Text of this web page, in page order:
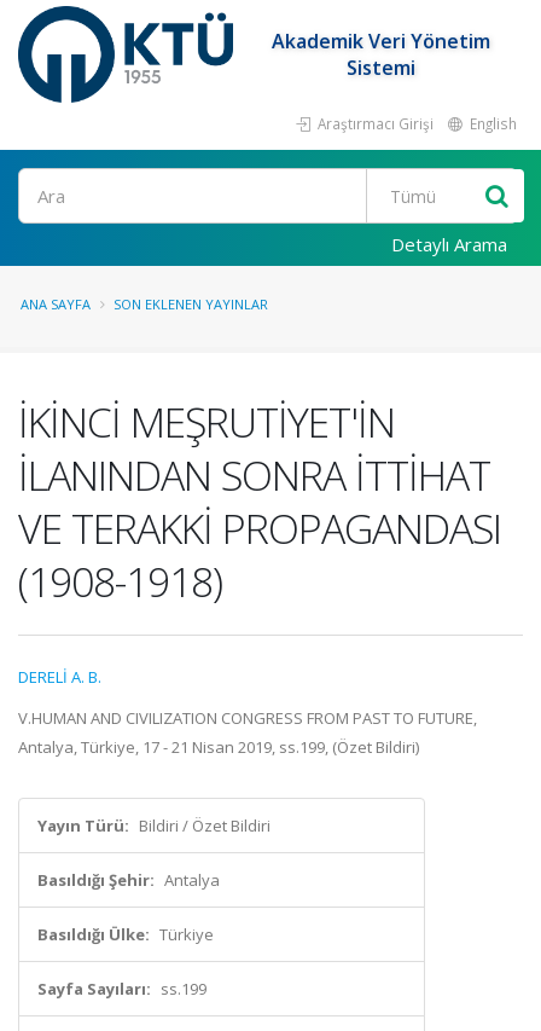
Akademik Veri Yönetim
Sistemi
Araştırmacı Girişi English
Ara
Detaylı Arama
ANA SAYFA SON EKLENEN YAYINLAR
İKİNCİ MEŞRUTİYET'İN
İLANINDAN SONRA İTTİHAT
VE TERAKKİ PROPAGANDASI
(1908-1918)
DERELİ A. B.
V.HUMAN AND CIVILIZATION CONGRESS FROM PAST TO FUTURE,
Antalya, Türkiye, 17 - 21 Nisan 2019, ss.199, (Özet Bildiri)
Yayın Türü: Bildiri / Özet Bildiri
Basıldığı Şehir: Antalya
Basıldığı Ülke: Türkiye
Sayfa Sayıları: ss.199